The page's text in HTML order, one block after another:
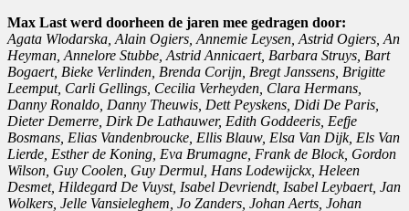
Max Last werd doorheen de jaren mee gedragen door:
Agata Wlodarska, Alain Ogiers, Annemie Leysen, Astrid Ogiers, An
Heyman, Annelore Stubbe, Astrid Annicaert, Barbara Struys, Bart
Bogaert, Bieke Verlinden, Brenda Corijn, Bregt Janssens, Brigitte
Leemput, Carli Gellings, Cecilia Verheyden, Clara Hermans,
Danny Ronaldo, Danny Theuwis, Dett Peyskens, Didi De Paris,
Dieter Demerre, Dirk De Lathauwer, Edith Goddeeris, Eefje
Bosmans, Elias Vandenbroucke, Ellis Blauw, Elsa Van Dijk, Els Van
Lierde, Esther de Koning, Eva Brumagne, Frank de Block, Gordon
Wilson, Guy Coolen, Guy Dermul, Hans Lodewijckx, Heleen
Desmet, Hildegard De Vuyst, Isabel Devriendt, Isabel Leybaert, Jan
Wolkers, Jelle Vansieleghem, Jo Zanders, Johan Aerts, Johan